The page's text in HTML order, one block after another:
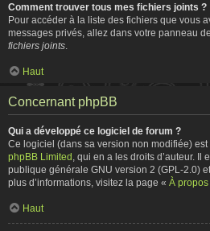
Comment trouver tous mes fichiers joints ?
Pour accéder à la liste des fichiers que vous
messages privés, allez dans votre panneau
fichiers joints
Haut
Concernant phpBB
Qui a développé ce logiciel de forum ?
Ce logiciel (dans sa version non modifiée)
phpBB Limited , qui en a les droits d’auteur.
publique générale GNU version 2 (GPL-2.0)
plus d’informations, visitez la page « À
Haut